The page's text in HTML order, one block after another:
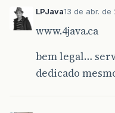
LPJava13 de abr. de
www.4java.ca
bem legal…
dedicado